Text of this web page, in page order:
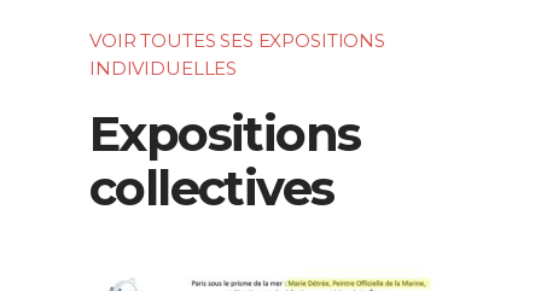
VOIR TOUTES SES EXPOSITIONS
INDIVIDUELLES
Expositions
collectives